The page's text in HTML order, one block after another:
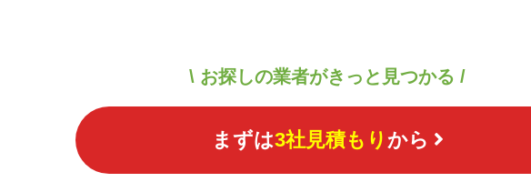
\ お探しの業者がきっと見つかる /
まずは3社見積もり から